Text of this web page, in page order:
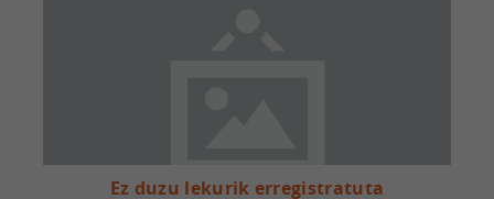
Ez duzu lekurik erregistratuta